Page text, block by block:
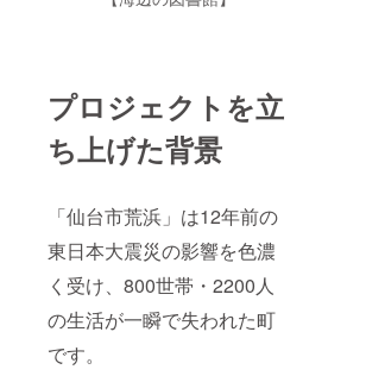
プロジェクトを立
ち上げた背景
「仙台市荒浜」は12年前の
東日本大震災の影響を色濃
く受け、800世帯・2200人
の生活が一瞬で失われた町
です。